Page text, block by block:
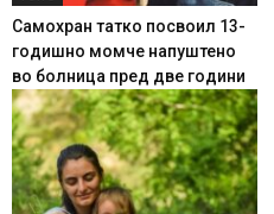
Самохран татко посвоил 13-
годишно момче напуштено
во болница пред две години